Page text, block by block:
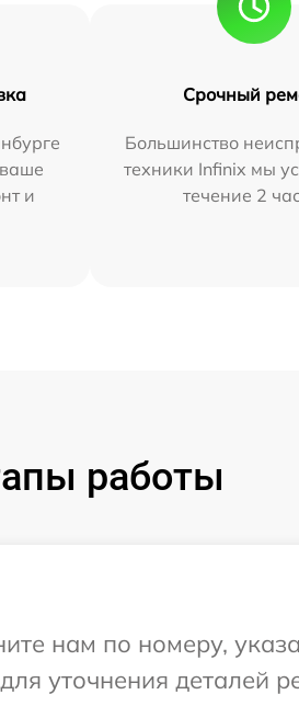
и
Срочный
Большинство
техники Infinix мы
течение 2
работы
нам по номеру,
уточнения деталей